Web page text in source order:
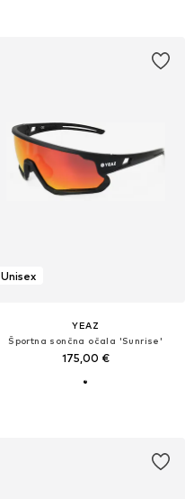
Unisex
YEAZ
Športna sončna očala 'Sunrise'
175,00 €